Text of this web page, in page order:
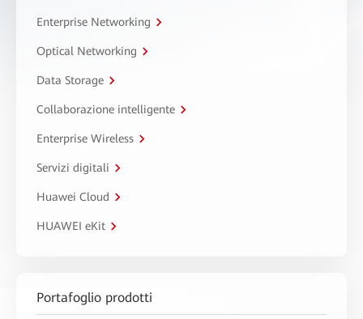
Enterprise Networking
Optical Networking
Data Storage
Collaborazione intelligente
Enterprise Wireless
Servizi digitali
Huawei Cloud
HUAWEI eKit
Portafoglio prodotti